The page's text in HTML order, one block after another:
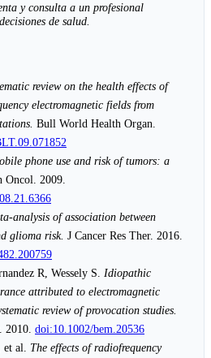
y consulta a un profesional
de salud.
review on the health effects of
electromagnetic fields from
Bull World Health Organ.
phone use and risk of tumors: a
Oncol. 2009.
analysis of association between
glioma risk. J Cancer Res Ther. 2016.
R, Wessely S. Idiopathic
attributed to electromagnetic
review of provocation studies.
2010. doi:10.1002/bem.20536
al. The effects of radiofrequency